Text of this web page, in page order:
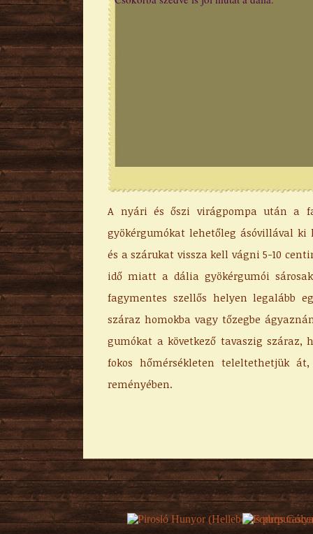
A nyári és őszi virágpompa után a
gyökérgumókat lehetőleg ásóvillával
és a szárukat vissza kell vágni 5-10
idő miatt a dália gyökérgumói
fagymentes szellős helyen legalább
száraz homokba vagy tőzegbe
gumókat a következő tavaszig száraz,
fokos hőmérsékleten teleltethetjük
reményében.